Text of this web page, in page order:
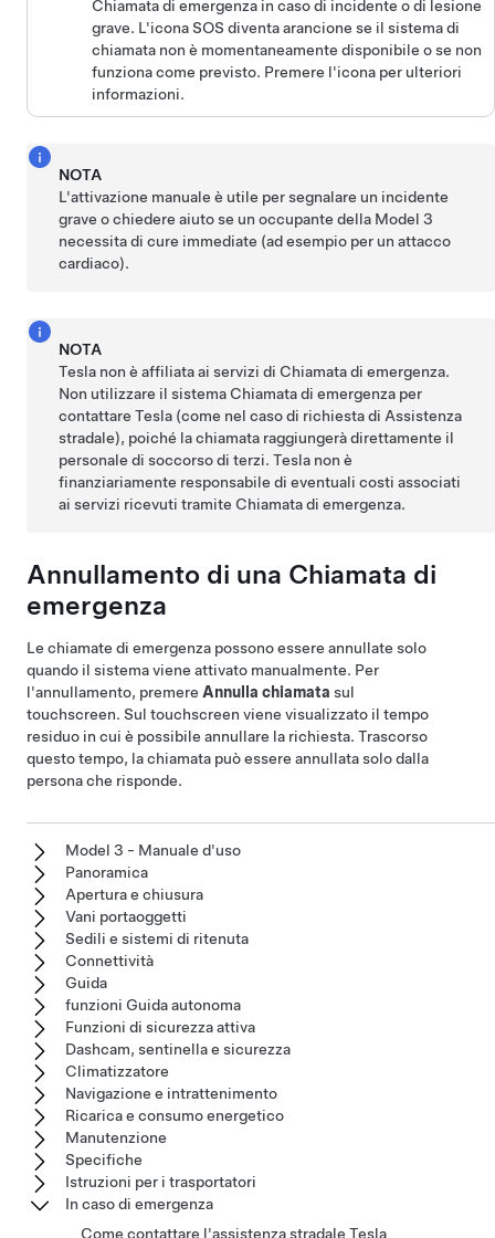
Chiamata di emergenza in caso di incidente o di lesione
grave. L'icona SOS diventa arancione se il sistema di
chiamata non è momentaneamente disponibile o se non
funziona come previsto. Premere l'icona per ulteriori
informazioni.
NOTA
L'attivazione manuale è utile per segnalare un incidente
grave o chiedere aiuto se un occupante della Model 3
necessita di cure immediate (ad esempio per un attacco
cardiaco).
NOTA
Tesla non è affiliata ai servizi di Chiamata di emergenza.
Non utilizzare il sistema Chiamata di emergenza per
contattare Tesla (come nel caso di richiesta di Assistenza
stradale), poiché la chiamata raggiungerà direttamente il
personale di soccorso di terzi. Tesla non è
finanziariamente responsabile di eventuali costi associati
ai servizi ricevuti tramite Chiamata di emergenza.
Annullamento di una Chiamata di
emergenza
Le chiamate di emergenza possono essere annullate solo
quando il sistema viene attivato manualmente. Per
l'annullamento, premere Annulla chiamata sul
touchscreen. Sul touchscreen viene visualizzato il tempo
residuo in cui è possibile annullare la richiesta. Trascorso
questo tempo, la chiamata può essere annullata solo dalla
persona che risponde.
Model 3 - Manuale d'uso
Panoramica
Apertura e chiusura
Vani portaoggetti
Sedili e sistemi di ritenuta
Connettività
Guida
funzioni Guida autonoma
Funzioni di sicurezza attiva
Dashcam, sentinella e sicurezza
Climatizzatore
Navigazione e intrattenimento
Ricarica e consumo energetico
Manutenzione
Specifiche
Istruzioni per i trasportatori
In caso di emergenza
Come contattare l'assistenza stradale Tesla